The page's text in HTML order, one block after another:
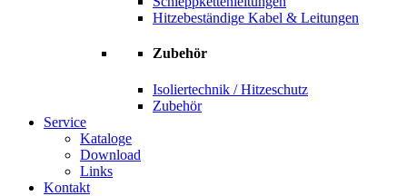
Hitzebeständige Kabel & Leitungen
Zubehör
Isoliertechnik / Hitzeschutz
Zubehör
Service
Kataloge
Download
Links
Kontakt